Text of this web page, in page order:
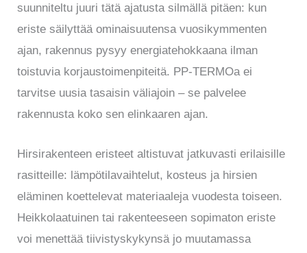
suunniteltu juuri tätä ajatusta silmällä pitäen: kun
eriste säilyttää ominaisuutensa vuosikymmenten
ajan, rakennus pysyy energiatehokkaana ilman
toistuvia korjaustoimenpiteitä. PP-TERMOa ei
tarvitse uusia tasaisin väliajoin – se palvelee
rakennusta koko sen elinkaaren ajan.
Hirsirakenteen eristeet altistuvat jatkuvasti erilaisille
rasitteille: lämpötilavaihtelut, kosteus ja hirsien
eläminen koettelevat materiaaleja vuodesta toiseen.
Heikkolaatuinen tai rakenteeseen sopimaton eriste
voi menettää tiivistyskykynsä jo muutamassa